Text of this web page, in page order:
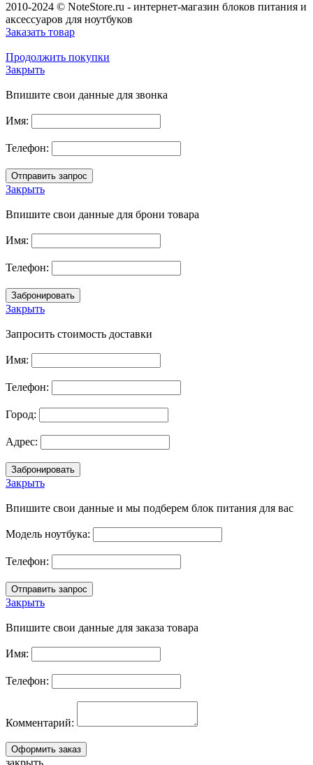
2010-2024 © NoteStore.ru - интернет-магазин блоков питания и
аксессуаров для ноутбуков
Заказать товар
Продолжить покупки
Закрыть
Впишите свои данные для звонка
Имя:
Телефон:
Закрыть
Впишите свои данные для брони товара
Имя:
Телефон:
Закрыть
Запросить стоимость доставки
Имя:
Телефон:
Город:
Адрес:
Закрыть
Впишите свои данные и мы подберем блок питания для вас
Модель ноутбука:
Телефон:
Закрыть
Впишите свои данные для заказа товара
Имя:
Телефон:
Комментарий:
закрыть